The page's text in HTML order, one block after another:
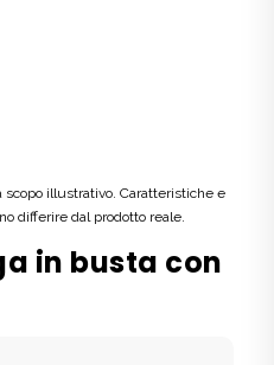
illustrativo. Caratteristiche e
differire dal prodotto reale.
in busta con